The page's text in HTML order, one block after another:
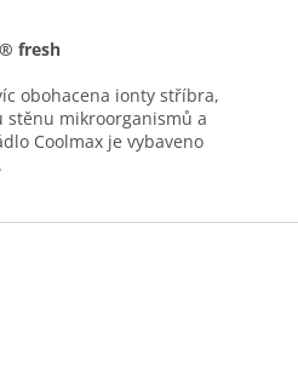
fresh
obohacena ionty stříbra,
stěnu mikroorganismů a
Coolmax je vybaveno